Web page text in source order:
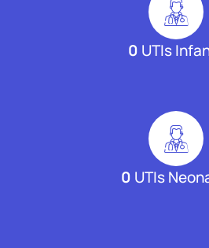
0 UTIs
0 UTIs